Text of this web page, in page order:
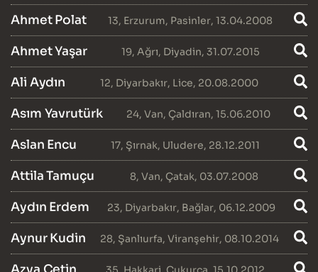
Ahmet Polat 13, Erzurum, Pasinler, 13.04.2008
Ahmet Yaşar 19, Ağrı, Diyadin, 31.07.2015
Ali Aydın 12, Diyarbakır, Lice, 20.08.2000
Asım Yavrutürk 24, Van, Çaldıran, 15.06.2010
Aslan Encu 17, Şırnak, Uludere, 28.12.2011
Attila Tamuçu 8, Van, Çatak, 03.07.2008
Aydın Erdem 23, Diyarbakır, Bağlar, 06.12.2009
Aynur Kudin 28, Şanlıurfa,Viranşehir, 08.10.2014